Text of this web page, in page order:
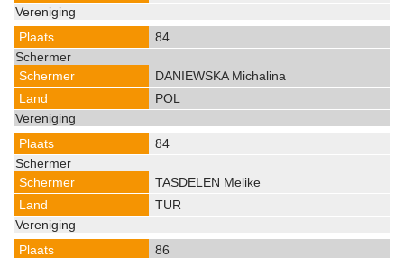
84
DANIEWSKA Michalina
POL
84
TASDELEN Melike
TUR
86